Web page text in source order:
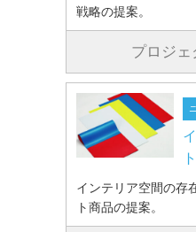
戦略の提案。
プロジェ
インテリア空間の存
ト商品の提案。